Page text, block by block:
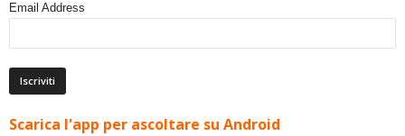
Email Address
Scarica l'app per ascoltare su Android